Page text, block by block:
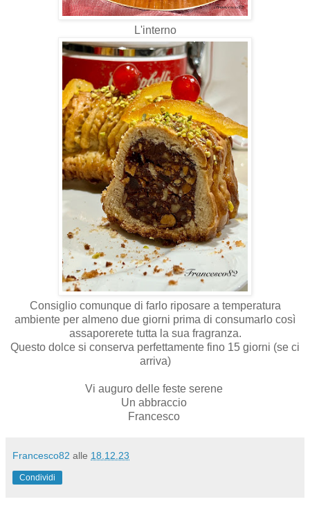
L'interno
Consiglio comunque di farlo riposare a temperatura
ambiente per almeno due giorni prima di consumarlo così
assaporerete tutta la sua fragranza.
Questo dolce si conserva perfettamente fino 15 giorni (se ci
arriva)
Vi auguro delle feste serene
Un abbraccio
Francesco
Francesco82 alle 18.12.23
Condividi